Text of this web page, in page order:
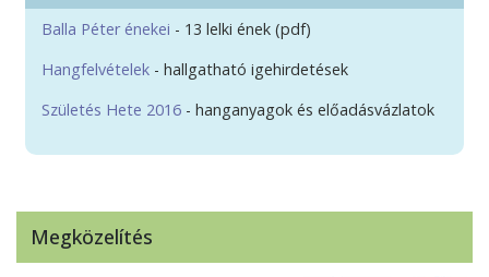
Balla Péter énekei - 13 lelki ének (pdf)
Hangfelvételek - hallgatható igehirdetések
Születés Hete 2016 - hanganyagok és előadásvázlatok
Megközelítés